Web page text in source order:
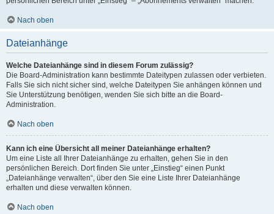
Nach oben
Dateianhänge
Welche Dateianhänge sind in diesem Forum zulässig?
Die Board-Administration kann bestimmte Dateitypen zulassen oder verbieten.
Falls Sie sich nicht sicher sind, welche Dateitypen Sie anhängen können und
Sie Unterstützung benötigen, wenden Sie sich bitte an die Board-
Administration.
Nach oben
Kann ich eine Übersicht all meiner Dateianhänge erhalten?
Um eine Liste all Ihrer Dateianhänge zu erhalten, gehen Sie in den
persönlichen Bereich. Dort finden Sie unter „Einstieg“ einen Punkt
„Dateianhänge verwalten“, über den Sie eine Liste Ihrer Dateianhänge
erhalten und diese verwalten können.
Nach oben